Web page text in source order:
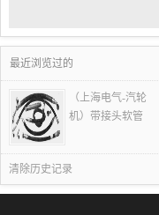
最近浏览过的
（上海电气-汽轮
机）带接头软管
清除历史记录